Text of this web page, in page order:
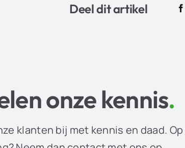
Deel dit artikel
onze kennis.
klanten bij met kennis en daad.